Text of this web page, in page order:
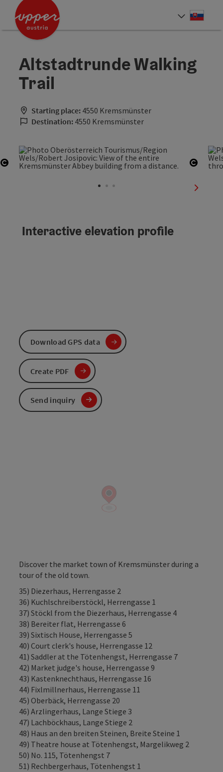
Accesskey
Accesskey
Altstadtrunde Walking
Trail
Starting place: 4550 Kremsmünster
Destination: 4550 Kremsmünster
next
Discover the market town of Kremsmünster during a
tour of the old town.
35) Diezerhaus, Herrengasse 2
36) Kuchlschreiberstöckl, Herrengasse 1
37) Stöckl from the Diezerhaus, Herrengasse 4
38) Bereiter flat, Herrengasse 6
39) Sixtisch House, Herrengasse 5
40) Court clerk's house, Herrengasse 12
41) Saddler at the Tötenhengst, Herrengasse 7
42) Market judge's house, Herrengasse 9
43) Kastenknechthaus, Herrengasse 16
44) Fixlmillnerhaus, Herrengasse 11
45) Oberbäck, Herrengasse 20
46) Arzlingerhaus, Lange Stiege 3
47) Lachböckhaus, Lange Stiege 2
48) Haus an den breiten Steinen, Breite Steine 1
49) Theatre house at Tötenhengst, Margelikweg 2
50) No. 115, Tötenhengst 7
51) Rechbergerhaus, Tötenhengst 1
Interactive elevation profile
Download GPS data
Create PDF
Send inquiry